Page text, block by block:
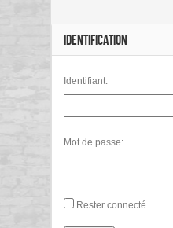
IDENTIFICATION
Identifiant:
Mot de passe:
Rester connecté